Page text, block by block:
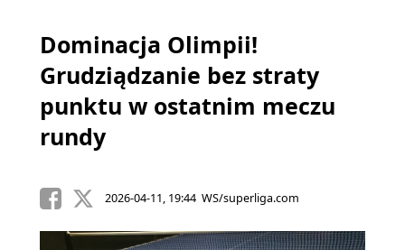
Dominacja Olimpii!
Grudziądzanie bez straty
punktu w ostatnim meczu
rundy
2026-04-11, 19:44 WS/superliga.com